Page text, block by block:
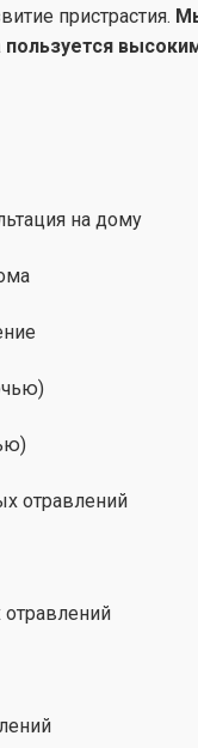
пристрастия.
пользуется
на дому
отравлений
отравлений